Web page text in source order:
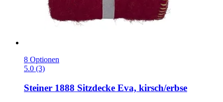
8 Optionen
5.0 (3)
Steiner 1888 Sitzdecke Eva, kirsch/erbse